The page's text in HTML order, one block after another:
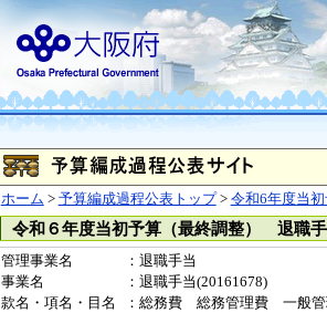
ホーム > 予算編成過程公表トップ> 令和6年度当
令和６年度当初予算（最終調整） 退職
管理事業名 ：退職手当
事業名
：退職手当(20161678)
款名・項名・目名
：総務費 総務管理費 一般管